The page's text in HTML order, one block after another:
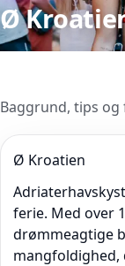
Ø
Baggrund, tips
Ø Kroatien
ferie. Med over
drømmeagtige
mangfoldighed,